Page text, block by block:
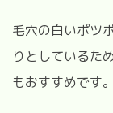
毛穴の白いポツ
りとしているた
もおすすめです。